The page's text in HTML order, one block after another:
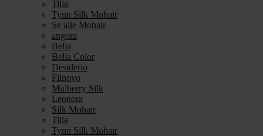
Tilia
Tynn Silk Mohair
Se alle Mohair
angora
Bella
Bella Color
Desiderio
Filnovo
Mulberry Silk
Leonora
Silk Mohair
Tilia
Tynn Silk Mohair